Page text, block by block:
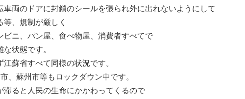
車両のドアに封鎖のシールを張られ外に出れないようにして
、規制が厳しく
ビニ、パン屋、食べ物屋、消費者すべてで
状態です。
蘇省すべて同様の状況です。
、蘇州市等もロックダウン中です。
滞ると人民の生命にかかわってくるので